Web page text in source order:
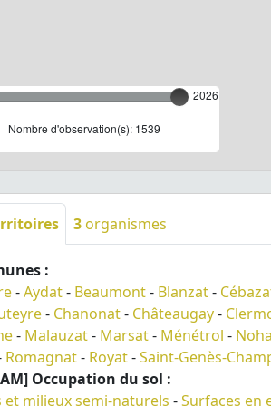
2026
Nombre d'observation(s): 1539
3 organismes
:
-Aydat- Beaumont- Blanzat-
- Chanonat- Châteaugay-
- Malauzat- Marsat- Ménétrol -
Romagnat- Royat-Saint-Genès-
Occupation du sol :
et milieux semi-naturels -Surfaces en